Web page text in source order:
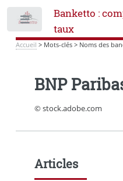
Banketto :
taux
Accueil > Mots-clés> Noms des
BNP
© stock.adobe.com
Articles